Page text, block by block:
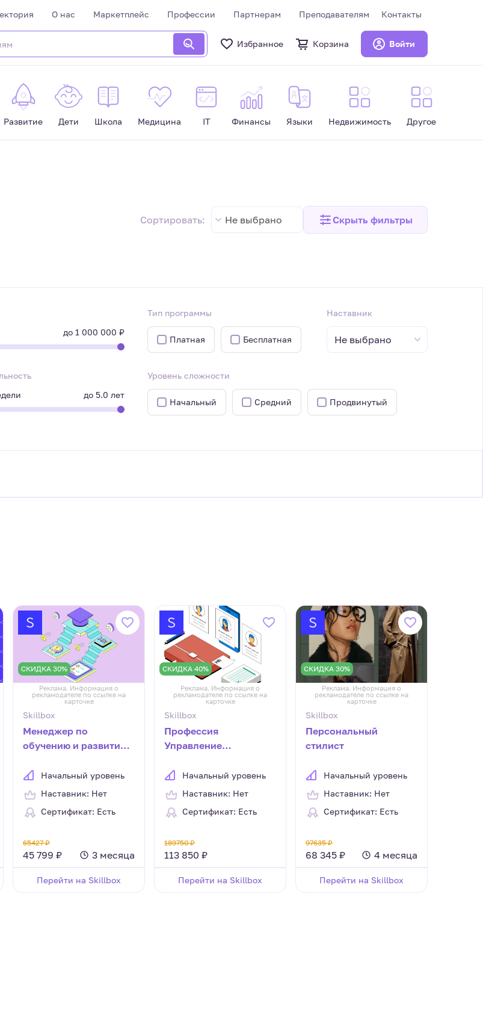
О нас Маркетплейс Профессии Партнерам Преподавателям Контакты
Избранное Корзина Войти
Развитие Дети Школа Медицина IT Финансы Языки Недвижимость Другое
Сортировать: Не выбрано Скрыть фильтры
до1 000 000 ₽
Тип программы
Платная Бесплатная
Наставник
Не выбрано
до 5.0 лет
Уровень сложности
Начальный Средний Продвинутый
СКИДКА 30%
Реклама. Информация о
рекламодателе по ссылке на
карточке
Skillbox
Менеджер по
обучению и развитию
Начальный уровень
Наставник: Нет
Сертификат: Есть
65427 ₽
45 799 ₽ 3 месяца
Перейти на Skillbox
СКИДКА 40%
Реклама. Информация о
рекламодателе по ссылке на
карточке
Skillbox
Профессия
Управление
Начальный уровень
Наставник: Нет
Сертификат: Есть
189750 ₽
113 850 ₽
Перейти на Skillbox
СКИДКА 30%
Реклама. Информация о
рекламодателе по ссылке на
карточке
Skillbox
Персональный
стилист
Начальный уровень
Наставник: Нет
Сертификат: Есть
97635 ₽
68 345 ₽ 4 месяца
Перейти на Skillbox